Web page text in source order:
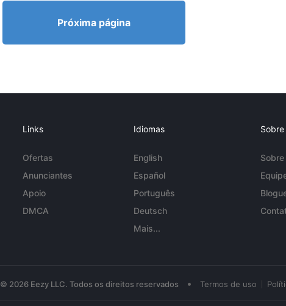
Próxima página
Links
Ofertas
Anunciantes
Apoio
DMCA
Idiomas
English
Español
Português
Deutsch
Mais...
Sobre
Sobre
© 2026 Eezy LLC. Todos os direitos reservados • Termos de uso